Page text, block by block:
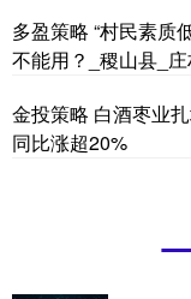
多盈策略 “村民素质
不能用？_稷山县_
金投策略 白酒枣业
同比涨超20%